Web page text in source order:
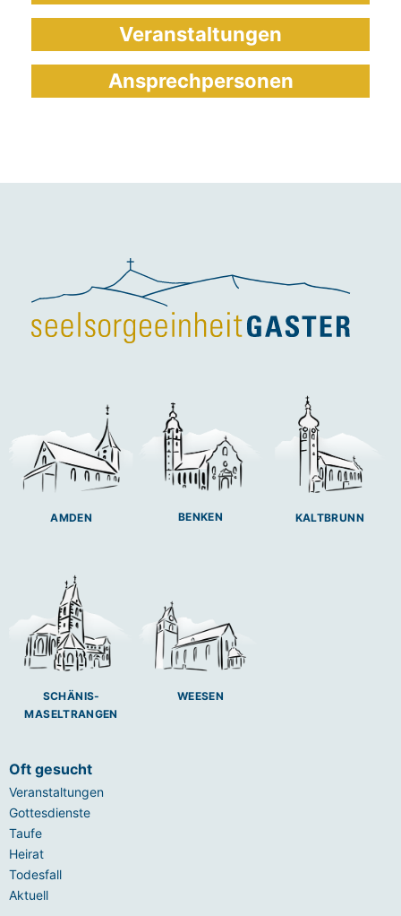
Veranstaltungen
Ansprechpersonen
AMDEN BENKEN KALTBRUNN
SCHÄNIS-
MASELTRANGEN
WEESEN
Oft gesucht
Veranstaltungen
Gottesdienste
Taufe
Heirat
Todesfall
Aktuell